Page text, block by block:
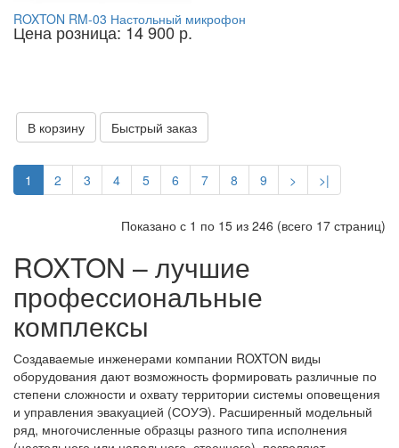
ROXTON RM-03 Настольный микрофон
Цена розница: 14 900 р.
В корзину Быстрый заказ
1 2 3 4 5 6 7 8 9 > >|
Показано с 1 по 15 из 246 (всего 17 страниц)
ROXTON – лучшие
профессиональные
комплексы
Создаваемые инженерами компании ROXTON виды
оборудования дают возможность формировать различные по
степени сложности и охвату территории системы оповещения
и управления эвакуацией (СОУЭ). Расширенный модельный
ряд, многочисленные образцы разного типа исполнения